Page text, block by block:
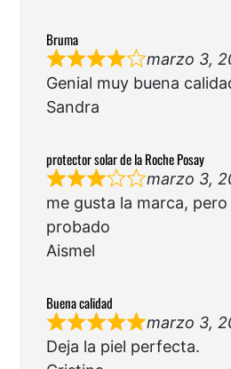
Bruma
marzo 3,
Genial muy buena
Sandra
protector solar de la Roche Posay
marzo 3,
me gusta la marca,
probado
Aismel
Buena calidad
marzo 3,
Deja la piel perfecta.